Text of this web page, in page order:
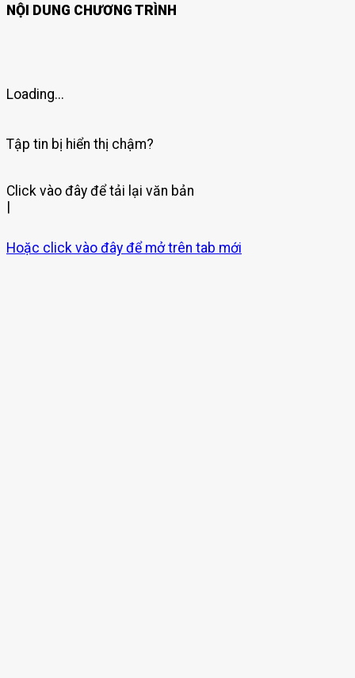
NỘI DUNG CHƯƠNG TRÌNH
Loading...
Tập tin bị hiển thị chậm?
Click vào đây để tải lại văn bản
Hoặc click vào đây để mở trên tab mới